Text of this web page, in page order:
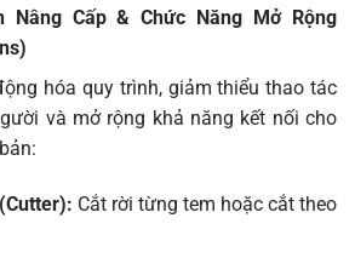
Nâng Cấp & Chức Năng Mở Rộng
hóa quy trình, giảm thiểu thao tác
và mở rộng khả năng kết nối cho
Cắt rời từng tem hoặc cắt theo